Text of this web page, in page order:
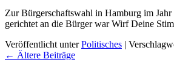
Zur Bürgerschaftswahl in Hamburg im
gerichtet an die Bürger war Wirf Deine
Veröffentlicht unter Politisches |
← Ältere Beiträge